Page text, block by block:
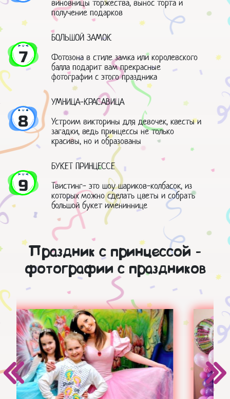
виновницы торжества, вынос торта и
получение подарков
7
БОЛЬШОЙ ЗАМОК
Фотозона в стиле замка или королевского
балла подарит вам прекрасные
фотографии с этого праздника
8
УМНИЦА-КРАСАВИЦА
Устроим викторины для девочек, квесты и
загадки, ведь принцессы не только
красивы, но и образованы
9
БУКЕТ ПРИНЦЕССЕ
Твистинг- это шоу шариков-колбасок, из
которых можно сделать цветы и собрать
большой букет имениннице
Праздник с принцессой -
фотографии с праздников